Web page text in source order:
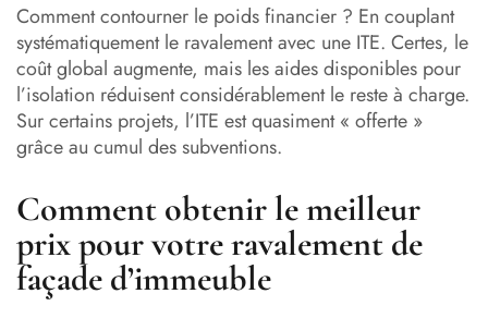
Comment contourner le poids financier ? En couplant
systématiquement le ravalement avec une ITE. Certes, le
coût global augmente, mais les aides disponibles pour
l’isolation réduisent considérablement le reste à charge.
Sur certains projets, l’ITE est quasiment « offerte »
grâce au cumul des subventions.
Comment obtenir le meilleur
prix pour votre ravalement de
façade d’immeuble